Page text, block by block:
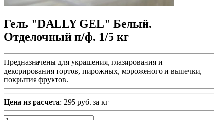
Гель "DALLY GEL" Белый.
Отделочный п/ф. 1/5 кг
Предназначены для украшения, глазирования и
декорирования тортов, пирожных, мороженого и выпечки,
покрытия фруктов.
Цена из расчета: 295 руб. за кг